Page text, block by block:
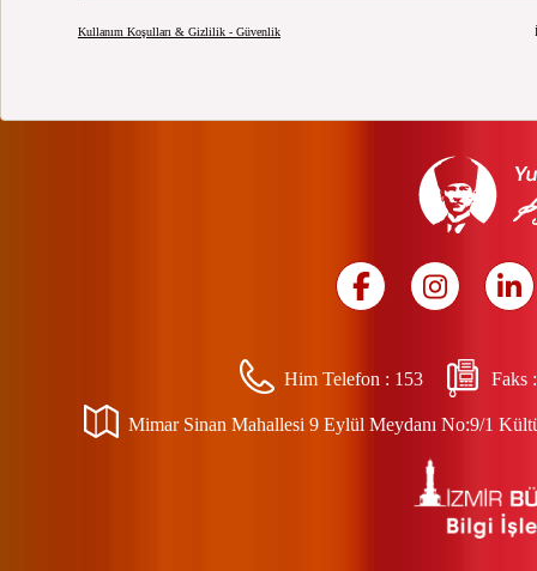
Kullanım Koşulları & Gizlilik - Güvenlik
Him Telefon : 153 Faks
Mimar Sinan Mahallesi 9 Eylül Meydanı No:9/1